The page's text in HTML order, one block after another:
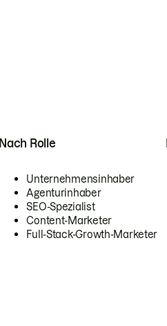
Nach Rolle
Unternehmensinhaber
Agenturinhaber
SEO-Spezialist
Content-Marketer
Full-Stack-Growth-Marketer